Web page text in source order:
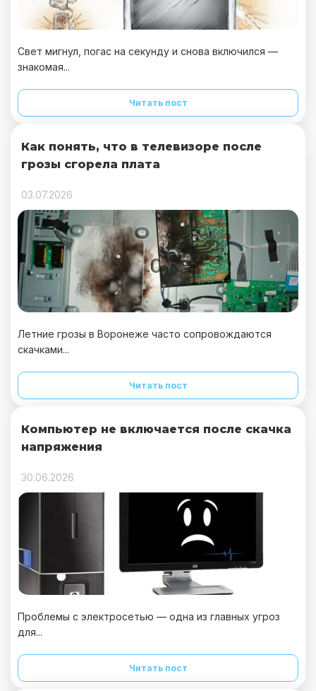
Свет мигнул, погас на секунду и снова включился —
знакомая...
Читать пост
Как понять, что в телевизоре после
грозы сгорела плата
03.07.2026
Летние грозы в Воронеже часто сопровождаются
скачками...
Читать пост
Компьютер не включается после скачка
напряжения
30.06.2026
Проблемы с электросетью — одна из главных угроз
для...
Читать пост